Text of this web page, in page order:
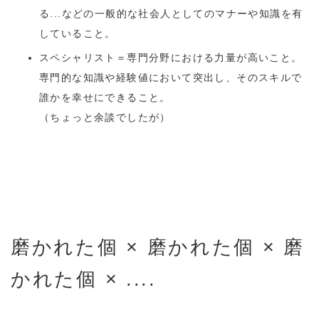
る...などの一般的な社会人としてのマナーや知識を有
していること。
スペシャリスト＝専門分野における力量が高いこと。
専門的な知識や経験値において突出し、そのスキルで
誰かを幸せにできること。
（ちょっと余談でしたが）
磨かれた個 × 磨かれた個 × 磨
かれた個 × ....